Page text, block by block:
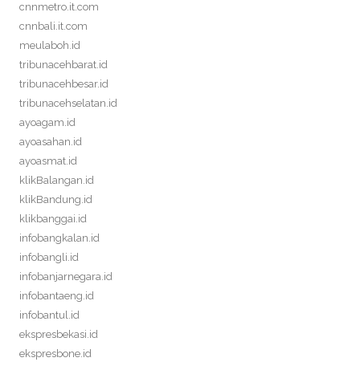
cnnmetro.it.com
cnnbali.it.com
meulaboh.id
tribunacehbarat.id
tribunacehbesar.id
tribunacehselatan.id
ayoagam.id
ayoasahan.id
ayoasmat.id
klikBalangan.id
klikBandung.id
klikbanggai.id
infobangkalan.id
infobangli.id
infobanjarnegara.id
infobantaeng.id
infobantul.id
ekspresbekasi.id
ekspresbone.id